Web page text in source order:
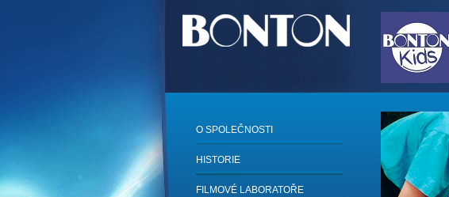
O SPOLEČNOSTI
HISTORIE
FILMOVÉ LABORATOŘE